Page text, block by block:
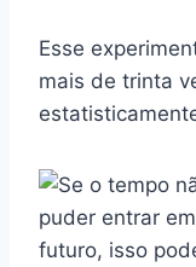
Esse
mais de trinta